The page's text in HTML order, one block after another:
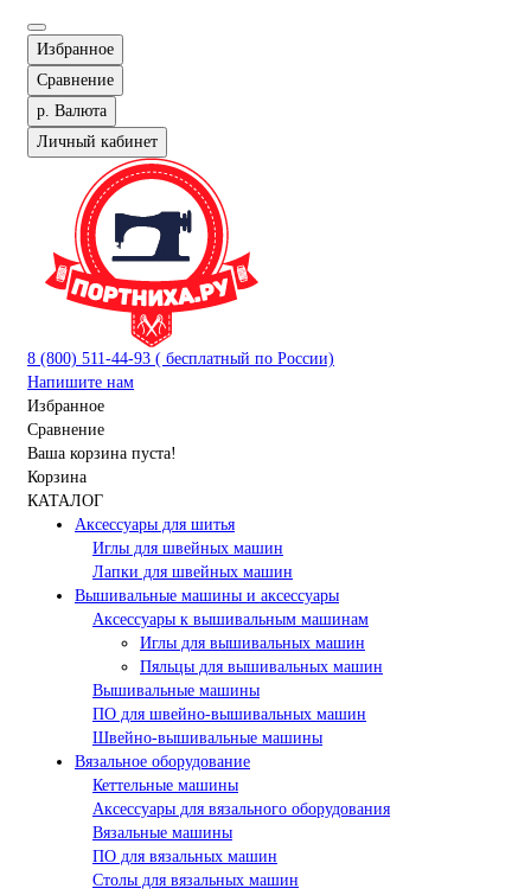
Избранное
Сравнение
р. Валюта
Личный кабинет
8 (800) 511-44-93 ( бесплатный по России)
Напишите нам
Избранное
Сравнение
Ваша корзина пуста!
Корзина
КАТАЛОГ
Аксессуары для шитья
Иглы для швейных машин
Лапки для швейных машин
Вышивальные машины и аксессуары
Аксессуары к вышивальным машинам
Иглы для вышивальных машин
Пяльцы для вышивальных машин
Вышивальные машины
ПО для швейно-вышивальных машин
Швейно-вышивальные машины
Вязальное оборудование
Кеттельные машины
Аксессуары для вязального оборудования
Вязальные машины
ПО для вязальных машин
Столы для вязальных машин